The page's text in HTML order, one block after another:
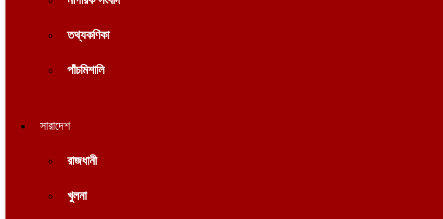
তথ্যকণিকা
পাঁচমিশালি
সারাদেশ
রাজধানী
খুলনা